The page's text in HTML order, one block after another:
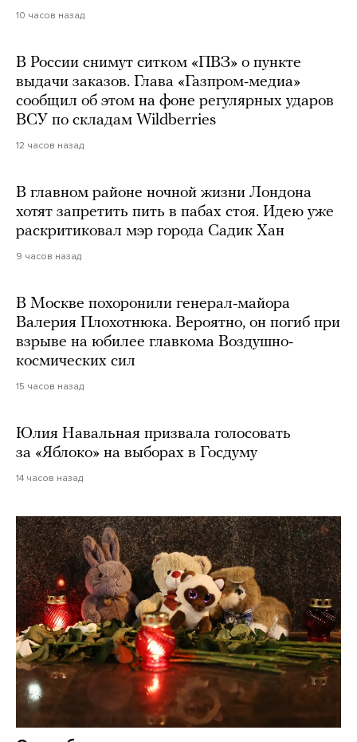
10 часов назад
В России снимут ситком «ПВЗ» о пункте
выдачи заказов. Глава «Газпром-медиа»
сообщил об этом на фоне регулярных ударов
ВСУ по складам Wildberries
12 часов назад
В главном районе ночной жизни Лондона
хотят запретить пить в пабах стоя. Идею уже
раскритиковал мэр города Садик Хан
9 часов назад
В Москве похоронили генерал-майора
Валерия Плохотнюка. Вероятно, он погиб при
взрыве на юбилее главкома Воздушно-
космических сил
15 часов назад
Юлия Навальная призвала голосовать
за «Яблоко» на выборах в Госдуму
14 часов назад